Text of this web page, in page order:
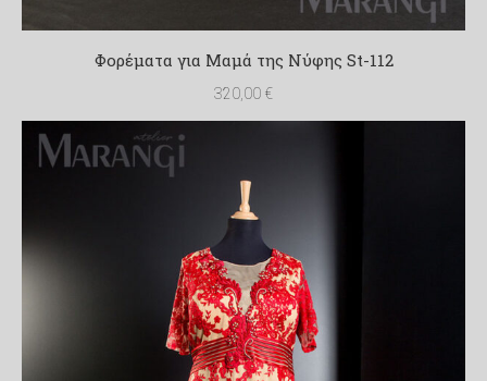
Φορέματα για Μαμά της Νύφης St-112
320,00 €